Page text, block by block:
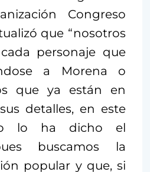
Congreso
que “nosotros
personaje que
a Morena o
que ya están en
detalles, en este
lo ha dicho el
buscamos la
popular y que, si